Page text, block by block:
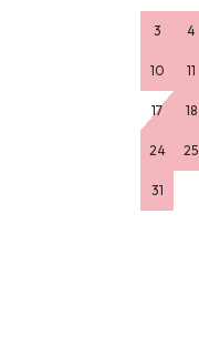
3 4
10 11
17 18
24 25
31